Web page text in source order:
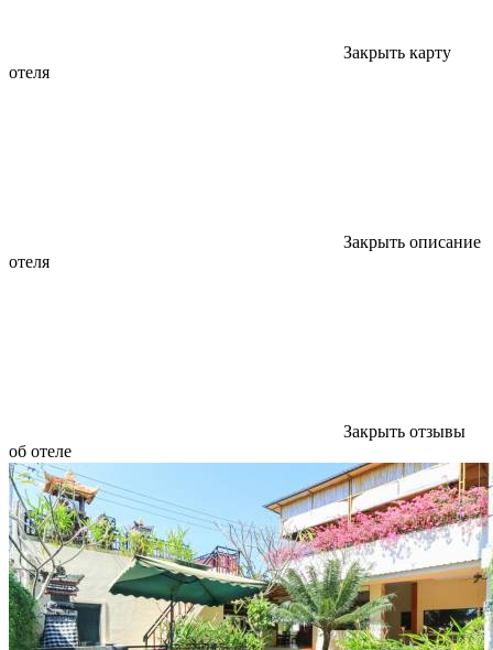
Закрыть карту
отеля
Закрыть описание
отеля
Закрыть отзывы
об отеле